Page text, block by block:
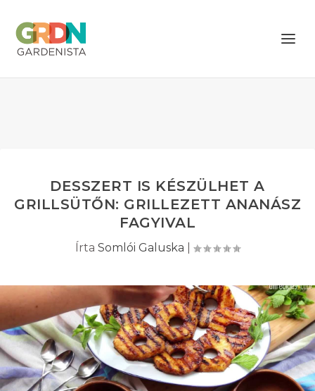
DESSZERT IS KÉSZÜLHET A
GRILLSÜTŐN: GRILLEZETT ANANÁSZ
FAGYIVAL
Írta Somlói Galuska